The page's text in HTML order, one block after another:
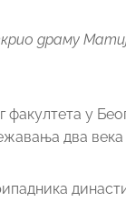
драму
у
два